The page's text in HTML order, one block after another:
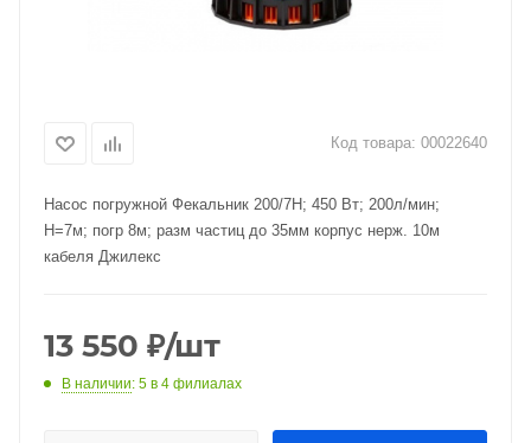
Код товара: 00022640
Насос погружной Фекальник 200/7Н; 450 Вт; 200л/мин;
Н=7м; погр 8м; разм частиц до 35мм корпус нерж. 10м
кабеля Джилекс
13 550 ₽/шт
В наличии: 5 в 4 филиалах